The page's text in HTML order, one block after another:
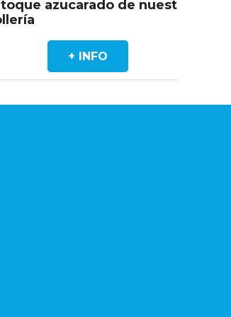
Tartaleta de fresas: